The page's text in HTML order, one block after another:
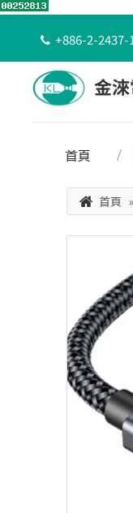
 +886-2-2437-
首頁
首頁 »